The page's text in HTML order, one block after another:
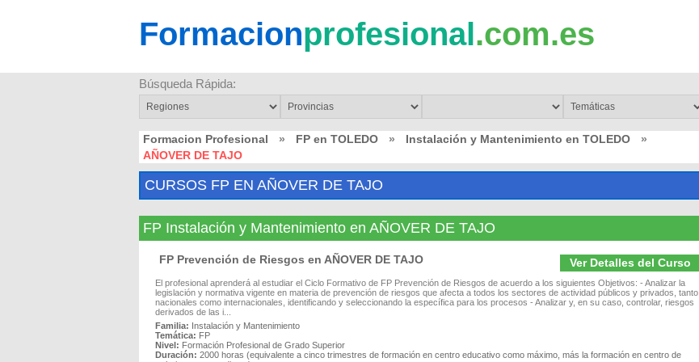
Formacionprofesional.com.es
Búsqueda Rápida:
Formacion Profesional » FP en TOLEDO » Instalación y Mantenimiento en TOLEDO
»
AÑOVER DE TAJO
CURSOS FP EN AÑOVER DE TAJO
FP Instalación y Mantenimiento en AÑOVER DE TAJO
Ver Detalles del Curso
FP Prevención de Riesgos en AÑOVER DE TAJO
El profesional aprenderá al estudiar el Ciclo Formativo de FP Prevención de Riesgos de acuerdo a los siguientes Objetivos: - Analizar la
legislación y normativa vigente en materia de prevención de riesgos que afecta a todos los sectores de actividad públicos y privados, tanto
nacionales como internacionales, identificando y seleccionando la específica para los procesos - Analizar y, en su caso, controlar, riesgos
derivados de las i...
Familia: Instalación y Mantenimiento
Temática: FP
Nivel: Formación Profesional de Grado Superior
Duración: 2000 horas (equivalente a cinco trimestres de formación en centro educativo como máximo, más la formación en centro de